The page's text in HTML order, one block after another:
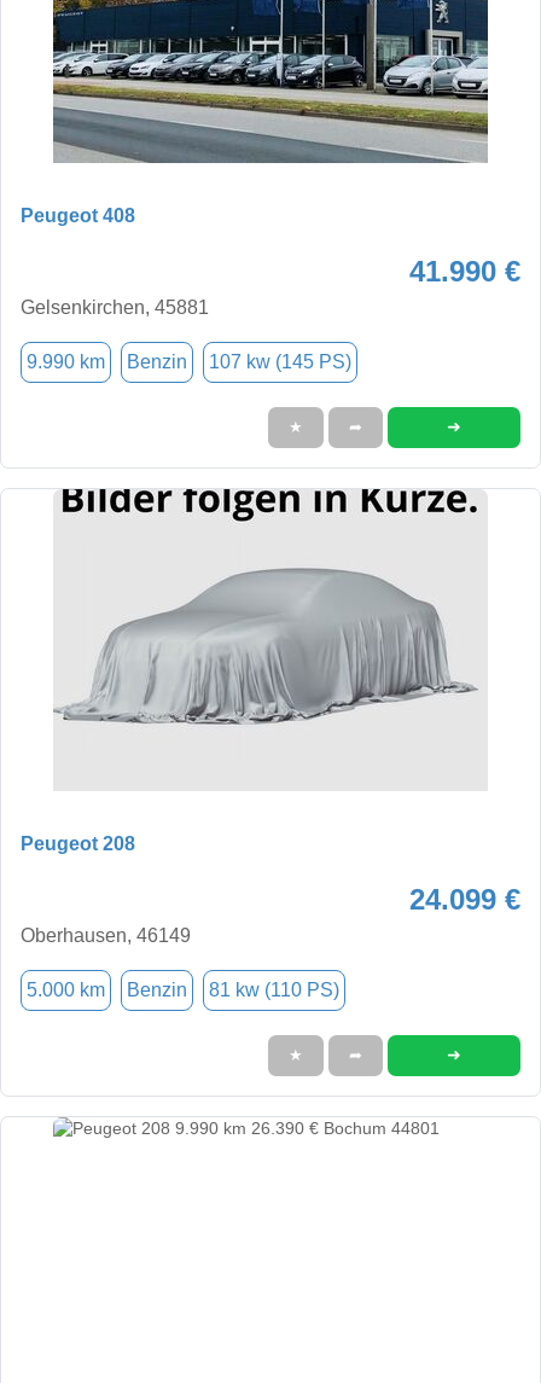
Peugeot 408
41.990 €
Gelsenkirchen, 45881
9.990 km Benzin 107 kw (145 PS)
★ ➦ ➜
Peugeot 208
24.099 €
Oberhausen, 46149
5.000 km Benzin 81 kw (110 PS)
★ ➦ ➜